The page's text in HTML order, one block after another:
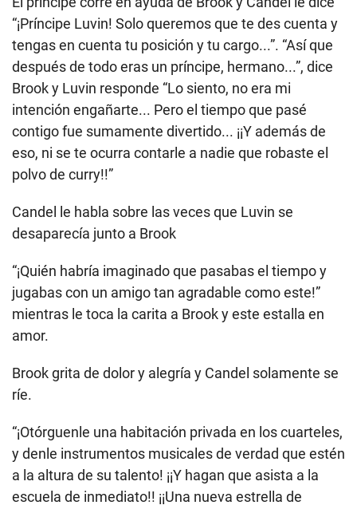
“¡Príncipe Luvin! Solo queremos que te des cuenta y
tengas en cuenta tu posición y tu cargo...”. “Así que
después de todo eras un príncipe, hermano...”, dice
Brook y Luvin responde “Lo siento, no era mi
intención engañarte... Pero el tiempo que pasé
contigo fue sumamente divertido... ¡¡Y además de
eso, ni se te ocurra contarle a nadie que robaste el
polvo de curry!!”
Candel le habla sobre las veces que Luvin se
desaparecía junto a Brook
“¡Quién habría imaginado que pasabas el tiempo y
jugabas con un amigo tan agradable como este!”
mientras le toca la carita a Brook y este estalla en
amor.
Brook grita de dolor y alegría y Candel solamente se
ríe.
“¡Otórguenle una habitación privada en los cuarteles,
y denle instrumentos musicales de verdad que estén
a la altura de su talento! ¡¡Y hagan que asista a la
escuela de inmediato!! ¡¡Una nueva estrella de